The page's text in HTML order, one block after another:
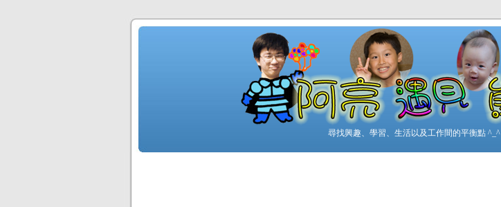
尋找興趣、學習、生活以及工作間的平衡點 ^_^